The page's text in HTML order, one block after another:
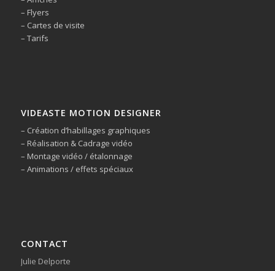
– Flyers
– Cartes de visite
– Tarifs
VIDEASTE MOTION DESIGNER
– Création d’habillages graphiques
– Réalisation & Cadrage vidéo
– Montage vidéo / étalonnage
– Animations / effets spéciaux
CONTACT
Julie Delporte